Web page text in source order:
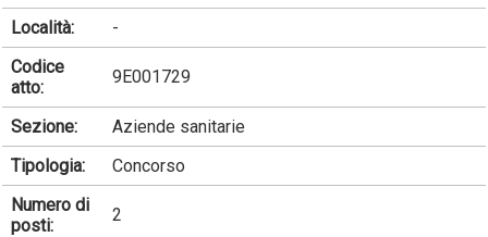
Località:
-
Codice
atto:
9E001729
Sezione:
Aziende sanitarie
Tipologia:
Concorso
Numero di
posti:
2